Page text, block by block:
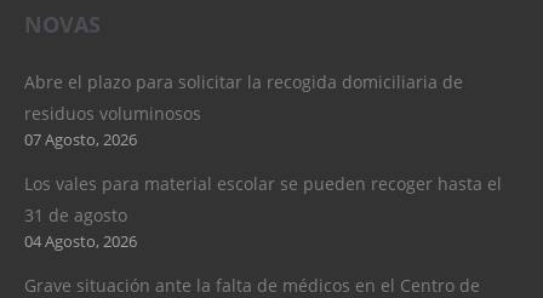
NOVAS
Abre el plazo para solicitar la recogida domiciliaria de
residuos voluminosos
07 Agosto, 2026
Los vales para material escolar se pueden recoger hasta el
31 de agosto
04 Agosto, 2026
Grave situación ante la falta de médicos en el Centro de